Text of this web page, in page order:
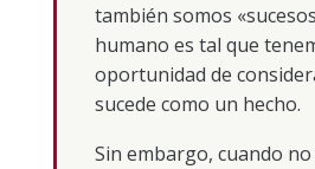
también somos
humano es tal que
oportunidad de
sucede como un hecho.
Sin embargo, cuando